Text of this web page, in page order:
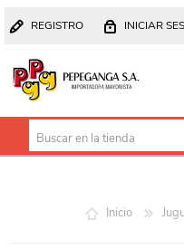
REGISTRO INICIAR
Inicio